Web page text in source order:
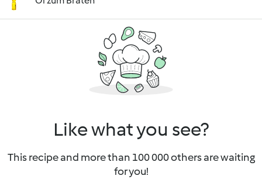
Like what you see?
This recipe and more than 100 000 others are waiting
for you!